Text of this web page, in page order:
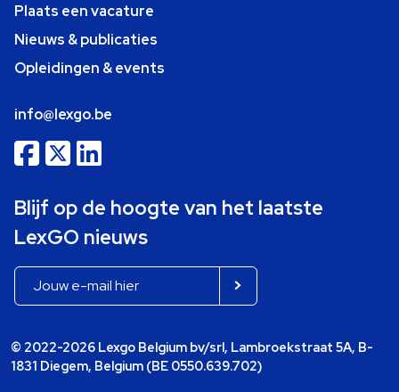
Plaats een vacature
Nieuws & publicaties
Opleidingen & events
info@lexgo.be
Blijf op de hoogte van het laatste
LexGO nieuws
© 2022-2026 Lexgo Belgium bv/srl, Lambroekstraat 5A, B-
1831 Diegem, Belgium (BE 0550.639.702)